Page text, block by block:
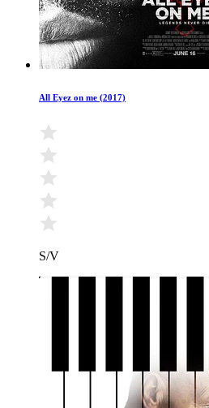
All Eyez on me (2017)
S/V